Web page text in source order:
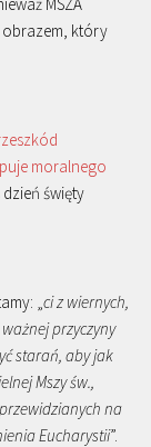
obrazem, który
moralnego
święty
„ci z wiernych,
przyczyny
starań, aby jak
Mszy św.,
na
Eucharystii”.